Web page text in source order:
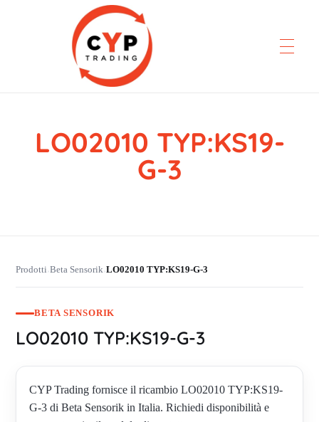
CYP Trading
Professionelle Ersatzteilbeschaffung
LO02010 TYP:KS19-
G-3
Prodotti›Beta Sensorik›LO02010 TYP:KS19-G-3
BETA SENSORIK
LO02010 TYP:KS19-G-3
CYP Trading fornisce il ricambio LO02010 TYP:KS19-
G-3 di Beta Sensorik in Italia. Richiedi disponibilità e